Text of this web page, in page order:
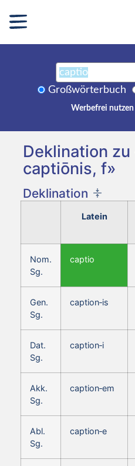
Großwörterbuch
Werbefrei nutzen
Deklination
captiōnis, f»
Deklination
Latein
Nom.
Sg.
captio
Gen.
Sg.
caption‑is
Dat.
Sg.
caption‑i
Akk.
Sg.
caption‑em
Abl.
Sg.
caption‑e